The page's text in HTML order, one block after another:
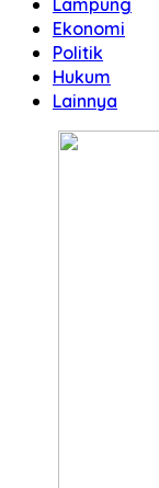
Lampung
Ekonomi
Politik
Hukum
Lainnya